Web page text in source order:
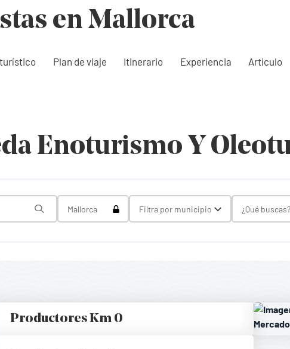
en Mallorca
Plan de viaje Itinerario Experiencia Artículo
Enoturismo Y
Toggle Select
Mallorca Toggle Select
Filtra por municipio ¿Qué buscas?
Productores Km 0